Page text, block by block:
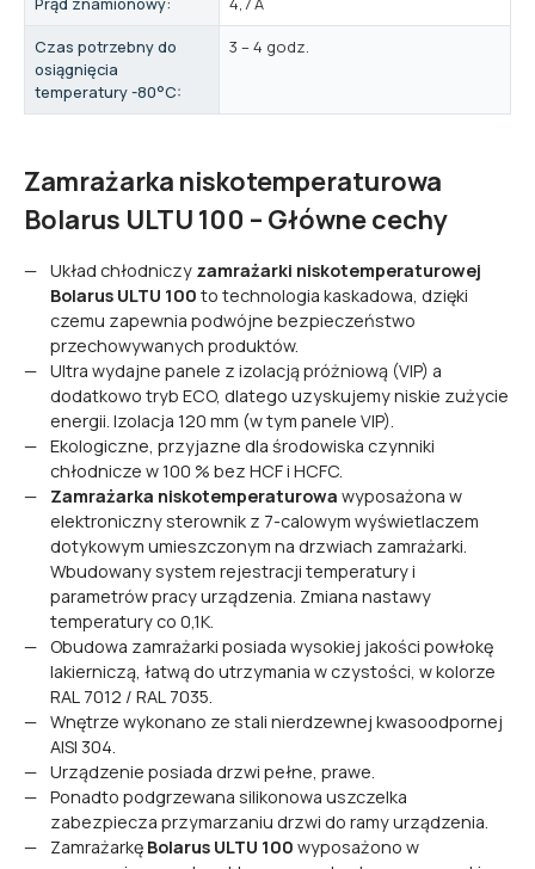
Czas potrzebny do
osiągnięcia
temperatury -80°C:
3 – 4 godz.
Zamrażarka niskotemperaturowa
Bolarus ULTU 100 – Główne cechy
Układ chłodniczy zamrażarki niskotemperaturowej
Bolarus ULTU 100 to technologia kaskadowa, dzięki
czemu zapewnia podwójne bezpieczeństwo
przechowywanych produktów.
Ultra wydajne panele z izolacją próżniową (VIP) a
dodatkowo tryb ECO, dlatego uzyskujemy niskie zużycie
energii. Izolacja 120 mm (w tym panele VIP).
Ekologiczne, przyjazne dla środowiska czynniki
chłodnicze w 100 % bez HCF i HCFC.
Zamrażarka niskotemperaturowa wyposażona w
elektroniczny sterownik z 7-calowym wyświetlaczem
dotykowym umieszczonym na drzwiach zamrażarki.
Wbudowany system rejestracji temperatury i
parametrów pracy urządzenia. Zmiana nastawy
temperatury co 0,1K.
Obudowa zamrażarki posiada wysokiej jakości powłokę
lakierniczą, łatwą do utrzymania w czystości, w kolorze
RAL 7012 / RAL 7035.
Wnętrze wykonano ze stali nierdzewnej kwasoodpornej
AISI 304.
Urządzenie posiada drzwi pełne, prawe.
Ponadto podgrzewana silikonowa uszczelka
zabezpiecza przymarzaniu drzwi do ramy urządzenia.
Zamrażarkę Bolarus ULTU 100 wyposażono w